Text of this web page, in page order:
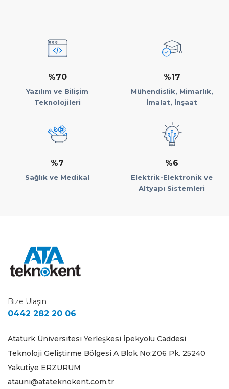
%70
Yazılım ve Bilişim
Teknolojileri
%17
Mühendislik, Mimarlık,
İmalat, İnşaat
%7
Sağlık ve Medikal
%6
Elektrik-Elektronik ve
Altyapı Sistemleri
Bize Ulaşın
0442 282 20 06
Atatürk Üniversitesi Yerleşkesi İpekyolu Caddesi
Teknoloji Geliştirme Bölgesi A Blok No:Z06 Pk. 25240
Yakutiye ERZURUM
atauni@atateknokent.com.tr